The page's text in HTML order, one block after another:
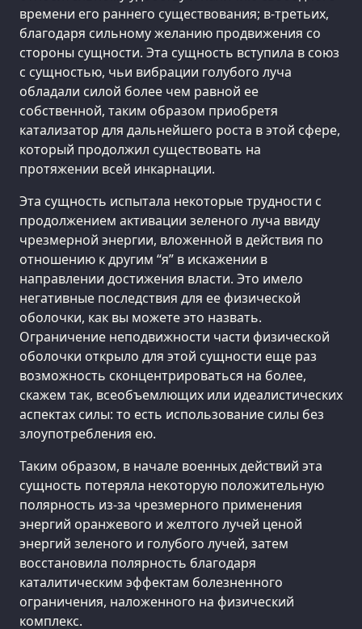
времени его раннего существования; в-третьих,
благодаря сильному желанию продвижения со
стороны сущности. Эта сущность вступила в союз
с сущностью, чьи вибрации голубого луча
обладали силой более чем равной ее
собственной, таким образом приобретя
катализатор для дальнейшего роста в этой сфере,
который продолжил существовать на
протяжении всей инкарнации.
Эта сущность испытала некоторые трудности с
продолжением активации зеленого луча ввиду
чрезмерной энергии, вложенной в действия по
отношению к другим “я” в искажении в
направлении достижения власти. Это имело
негативные последствия для ее физической
оболочки, как вы можете это назвать.
Ограничение неподвижности части физической
оболочки открыло для этой сущности еще раз
возможность сконцентрироваться на более,
скажем так, всеобъемлющих или идеалистических
аспектах силы: то есть использование силы без
злоупотребления ею.
Таким образом, в начале военных действий эта
сущность потеряла некоторую положительную
полярность из-за чрезмерного применения
энергий оранжевого и желтого лучей ценой
энергий зеленого и голубого лучей, затем
восстановила полярность благодаря
каталитическим эффектам болезненного
ограничения, наложенного на физический
комплекс.